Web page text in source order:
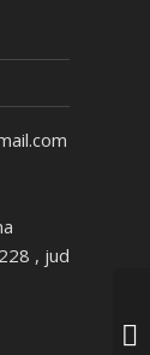
, jud